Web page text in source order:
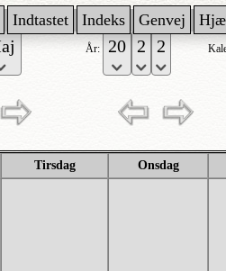
Indtastet Indeks Genvej
År:
Tirsdag Onsdag